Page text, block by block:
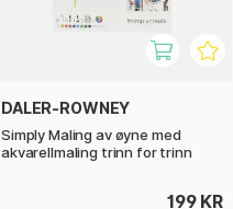
DALER-ROWNEY
Simply Maling av øyne med
akvarellmaling trinn for trinn
199 KR